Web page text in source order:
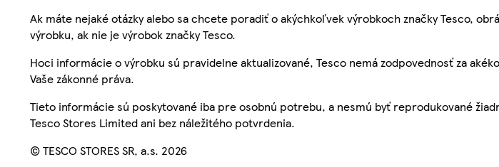
Ak máte nejaké otázky alebo sa chcete poradiť o akýchkoľvek výrobkoch značky Tesco,
výrobku, ak nie je výrobok značky Tesco.
Hoci informácie o výrobku sú pravidelne aktualizované, Tesco nemá zodpovednosť za
Vaše zákonné práva.
Tieto informácie sú poskytované iba pre osobnú potrebu, a nesmú byť reprodukované
Tesco Stores Limited ani bez náležitého potvrdenia.
© TESCO STORES SR, a.s. 2026